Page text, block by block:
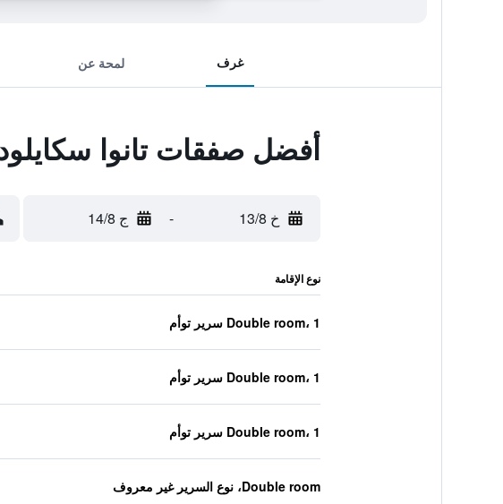
غرف لمحة عن
أفضل صفقات تانوا
خ 13/8 - ج 14/8
نوع الإقامة
Double room، 1 سرير توأم
Double room، 1 سرير توأم
Double room، 1 سرير توأم
Double room، نوع السرير غير معروف